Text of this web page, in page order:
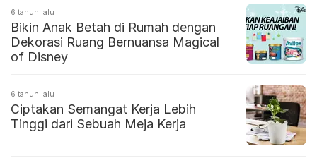
6 tahun lalu
Bikin Anak Betah di Rumah dengan
Dekorasi Ruang Bernuansa Magical
of Disney
6 tahun lalu
Ciptakan Semangat Kerja Lebih
Tinggi dari Sebuah Meja Kerja